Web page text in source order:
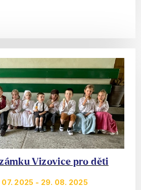
Vizovice pro děti
2025 - 29. 08. 2025